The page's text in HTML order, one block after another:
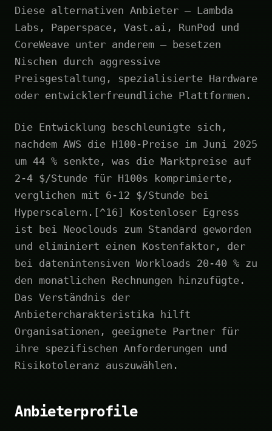
Diese alternativen Anbieter – Lambda
Labs, Paperspace, Vast.ai, RunPod und
CoreWeave unter anderem – besetzen
Nischen durch aggressive
Preisgestaltung, spezialisierte Hardware
oder entwicklerfreundliche Plattformen.
Die Entwicklung beschleunigte sich,
nachdem AWS die H100-Preise im Juni 2025
um 44 % senkte, was die Marktpreise auf
2-4 $/Stunde für H100s komprimierte,
verglichen mit 6-12 $/Stunde bei
Hyperscalern.[^16] Kostenloser Egress
ist bei Neoclouds zum Standard geworden
und eliminiert einen Kostenfaktor, der
bei datenintensiven Workloads 20-40 % zu
den monatlichen Rechnungen hinzufügte.
Das Verständnis der
Anbietercharakteristika hilft
Organisationen, geeignete Partner für
ihre spezifischen Anforderungen und
Risikotoleranz auszuwählen.
Anbieterprofile